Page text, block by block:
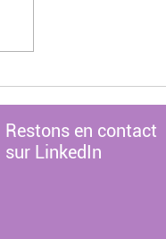
du travail,
Restons en contact
sur LinkedIn